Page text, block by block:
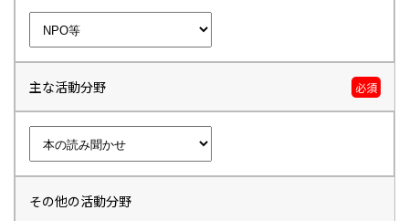
主な活動分野 必須
その他の活動分野